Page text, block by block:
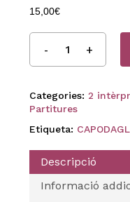
15,00€
Categories: 2
Partitures
Etiqueta:
Descripció
Informació